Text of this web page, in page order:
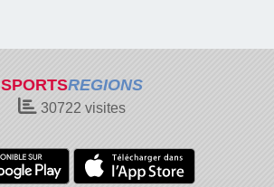
SPORTSREGIONS
30722 visites